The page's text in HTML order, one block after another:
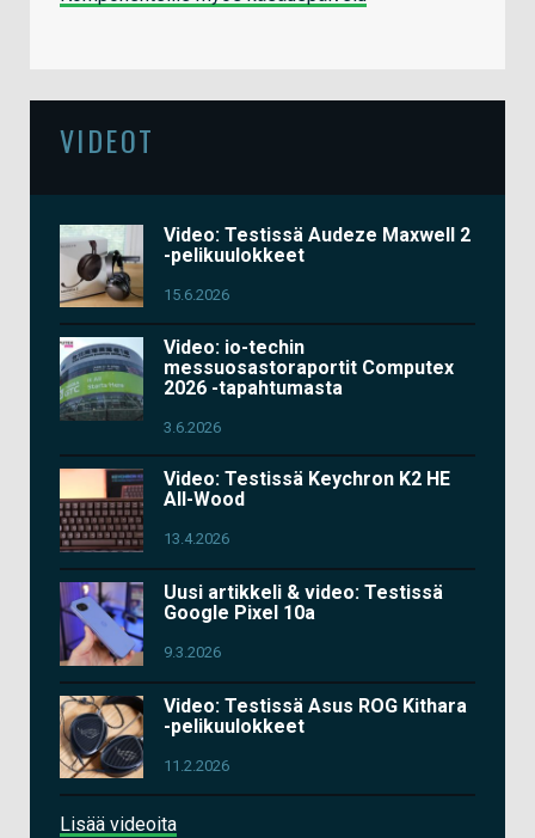
VIDEOT
Video: Testissä Audeze Maxwell 2
-pelikuulokkeet
15.6.2026
Video: io-techin
messuosastoraportit Computex
2026 -tapahtumasta
3.6.2026
Video: Testissä Keychron K2 HE
All-Wood
13.4.2026
Uusi artikkeli & video: Testissä
Google Pixel 10a
9.3.2026
Video: Testissä Asus ROG Kithara
-pelikuulokkeet
11.2.2026
Lisää videoita